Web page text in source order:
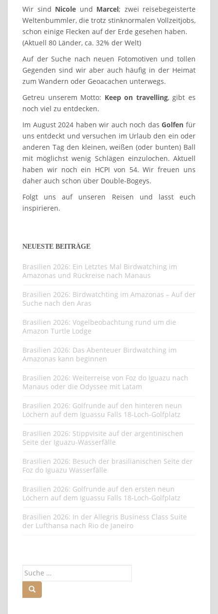
Wir sind Nicole und Marcel; zwei reisebegeisterte
Weltenbummler, die trotz stinknormalen Vollzeitjobs,
schon einige Flecken auf der Erde gesehen haben.
(Aktuell 80 Länder, ca. 32% der Welt)
Auf der Suche nach neuen Fotomotiven und tollen
Gegenden sind wir aber auch häufig in der Heimat
zum Wandern oder Geoacachen unterwegs.
Getreu unserem Motto: Keep on travelling, gibt es
noch viel zu entdecken.
Im August 2024 haben wir auch noch dasGolfen für
uns entdeckt und versuchen im Urlaub den ein oder
anderen Tag den kleinen, weißen (oder bunten) Ball
mit möglichst wenig Schlägen einzulochen. Aktuell
haben wir noch ein HCPI von 54. Wir freuen uns
daher auch schon über Double-Bogeys.
Folgt uns auf unseren Reisen und lasst euch
inspirieren.
NEUESTE BEITRÄGE
Brasilien 2026: Ein Letztes Mal Birdwatching im
Amazonas und Rückreise nach Manaus
Brasilien 2026: Birdwatchting im Amazonas – Auf der
Suche nach den Aras
Brasilien 2026: Vogelbeobachtung rund um die
Amazon Turtle Lodge
Brasilien 2026: Das Abenteuer Birdwatching im
Amazonas kann beginnen
Brasilien 2026: Weiterreise von Foz do Iguazu nach
Manaus oder die Odyssee mit Latam
Brasilien 2026: Golfrunde auf den hinteren neun
Löchern auf dem Iguassu Falls 18-Loch-Golfplatz
Brasilien 2026: Stippvisite auf der argentinischen
Seite der Iguazu-Wasserfälle
Brasilien 2026: Besuch der brasilianischen Seite der
Foz do Iguazu Wasserfälle
Brasilien 2026: Golfrunde auf den ersten neun
Löchern auf dem Iguassu Falls 18-Loch-Golfplatz
Brasilien 2026: In der Allegris Business Class Suite
der Lufthansa nach Rio de Janeiro